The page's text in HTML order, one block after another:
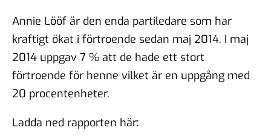
Annie Lööf är den enda partiledare som har
kraftigt ökat i förtroende sedan maj 2014. I maj
2014 uppgav 7 % att de hade ett stort
förtroende för henne vilket är en uppgång med
20 procentenheter.
Ladda ned rapporten här: